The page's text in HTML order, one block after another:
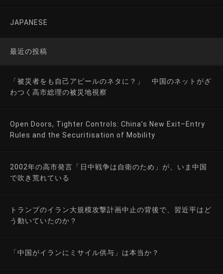
JAPANESE
最近の投稿
「被災者をも自己アピールのネタに？」 中国のネットがざ
わつく高市総理の被災地視察
Open Doors, Tighter Controls: China’s New Exit–Entry
Rules and the Securitisation of Mobility
2002年の高市発言「日中戦争は自衛のため」が、いま中国
で吹き荒れている
トランプのイラン大規模攻撃計画中止の背後で、習近平はど
う動いていたのか？
「中国がイランにミサイル供与」は本当か？